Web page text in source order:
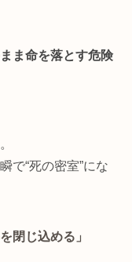
ま命を落とす危険
で“死の密室”にな
閉じ込める」